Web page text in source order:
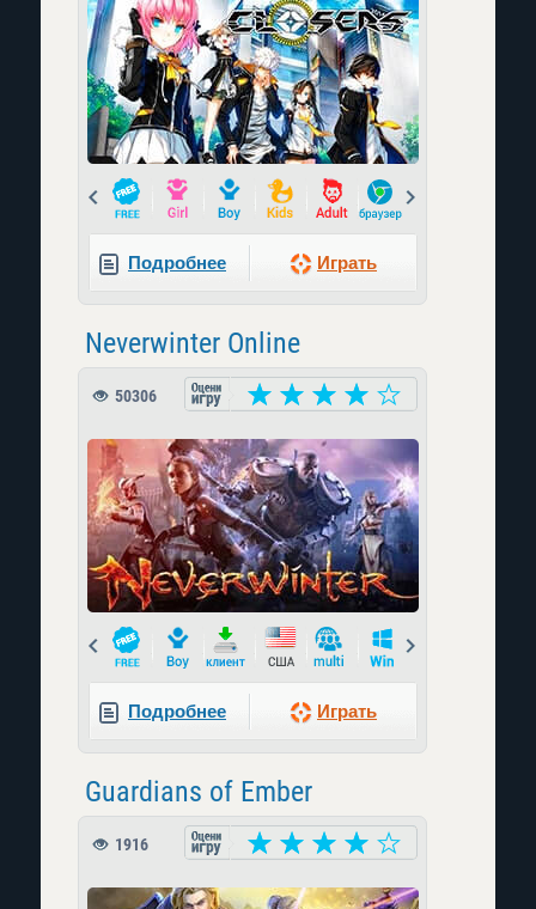
Prev
Подробнее Играть
Neverwinter Online
50306
Prev
Подробнее Играть
Guardians of Ember
1916